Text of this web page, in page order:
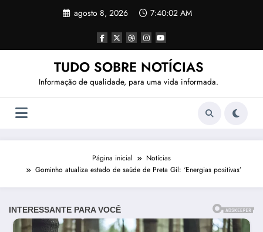
agosto 8, 2026 7:40:04 AM
TUDO SOBRE NOTÍCIAS
Informação de qualidade, para uma vida informada.
Página inicial
Notícias
Gominho atualiza estado de saúde de Preta Gil: ‘Energias positivas’